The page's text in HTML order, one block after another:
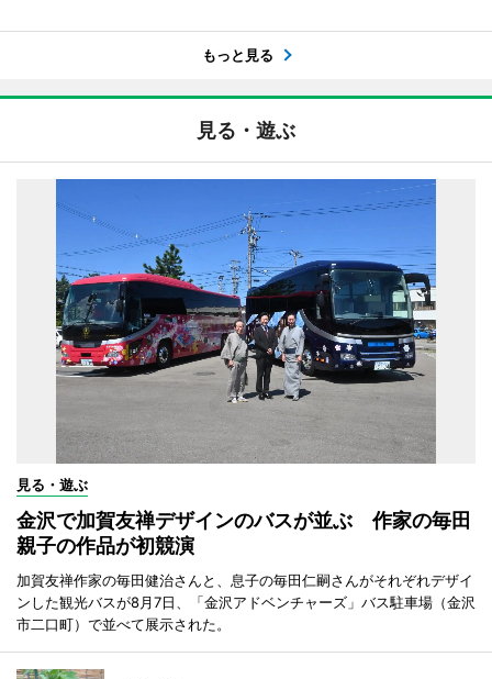
もっと見る
見る・遊ぶ
見る・遊ぶ
金沢で加賀友禅デザインのバスが並ぶ 作家の毎田
親子の作品が初競演
加賀友禅作家の毎田健治さんと、息子の毎田仁嗣さんがそれぞれデザイ
ンした観光バスが8月7日、「金沢アドベンチャーズ」バス駐車場（金沢
市二口町）で並べて展示された。